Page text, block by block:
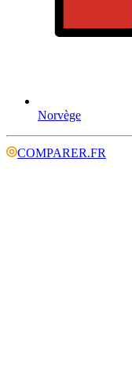
Norvège
COMPARER.FR